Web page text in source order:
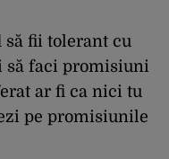
fii tolerant cu
să faci promisiuni
ar fi ca nici tu
pe promisiunile